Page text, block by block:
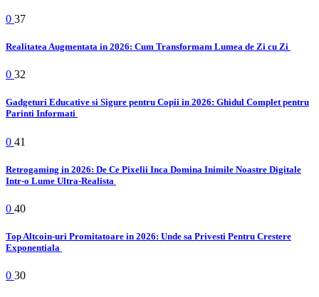
0 37
Realitatea Augmentata in 2026: Cum Transformam Lumea de Zi cu Zi
0 32
Gadgeturi Educative si Sigure pentru Copii in 2026: Ghidul Complet pentru
Parinti Informati
0 41
Retrogaming in 2026: De Ce Pixelii Inca Domina Inimile Noastre Digitale
Intr-o Lume Ultra-Realista
0 40
Top Altcoin-uri Promitatoare in 2026: Unde sa Privesti Pentru Crestere
Exponentiala
0 30